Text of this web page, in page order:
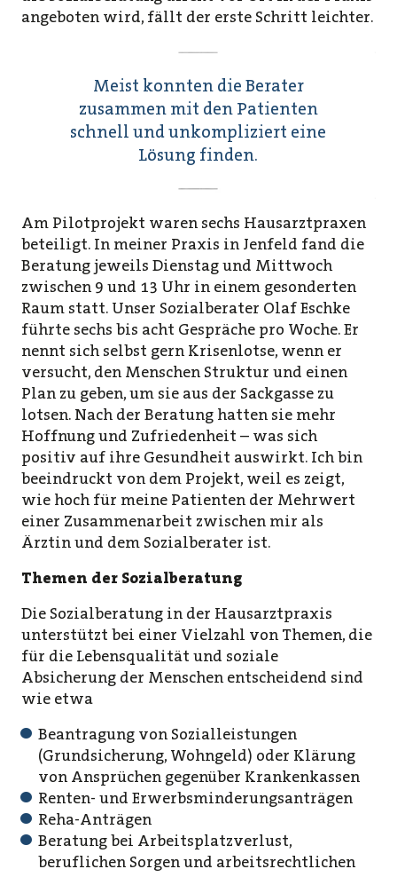
angeboten wird, fällt der erste Schritt leichter.
Meist konnten die Berater
zusammen mit den Patienten
schnell und unkompliziert eine
Lösung finden.
Am Pilotprojekt waren sechs Hausarztpraxen
beteiligt. In meiner Praxis in Jenfeld fand die
Beratung jeweils Dienstag und Mittwoch
zwischen 9 und 13 Uhr in einem gesonderten
Raum statt. Unser Sozialberater Olaf Eschke
führte sechs bis acht Gespräche pro Woche. Er
nennt sich selbst gern Krisenlotse, wenn er
versucht, den Menschen Struktur und einen
Plan zu geben, um sie aus der Sackgasse zu
lotsen. Nach der Beratung hatten sie mehr
Hoffnung und Zufriedenheit – was sich
positiv auf ihre Gesundheit auswirkt. Ich bin
beeindruckt von dem Projekt, weil es zeigt,
wie hoch für meine Patienten der Mehrwert
einer Zusammenarbeit zwischen mir als
Ärztin und dem Sozialberater ist.
Themen der Sozialberatung
Die Sozialberatung in der Hausarztpraxis
unterstützt bei einer Vielzahl von Themen, die
für die Lebensqualität und soziale
Absicherung der Menschen entscheidend sind
wie etwa
Beantragung von Sozialleistungen
(Grundsicherung, Wohngeld) oder Klärung
von Ansprüchen gegenüber Krankenkassen
Renten- und Erwerbsminderungsanträgen
Reha-Anträgen
Beratung bei Arbeitsplatzverlust,
beruflichen Sorgen und arbeitsrechtlichen